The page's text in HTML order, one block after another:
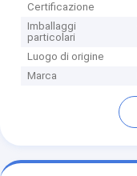
Certificazione
Imballaggi
particolari
Luogo di origine
Marca